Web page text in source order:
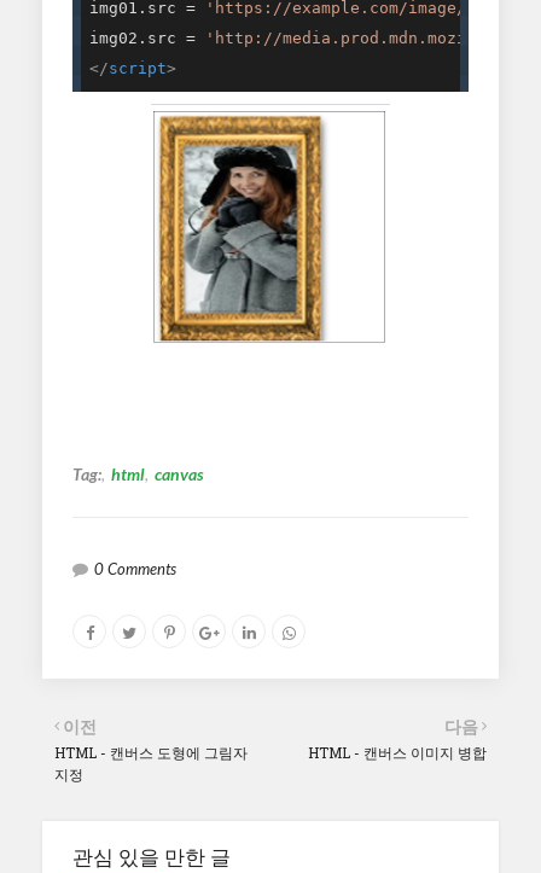
img01.src =
'https://example.com/image/girl-
img02.src =
'http://media.prod.mdn.mozit.cloud/
</script>
Tag: html canvas
0 Comments
다음
HTML - 캔버스 이미지 병합
이전
HTML - 캔버스 도형에 그림자
지정
관심 있을 만한 글